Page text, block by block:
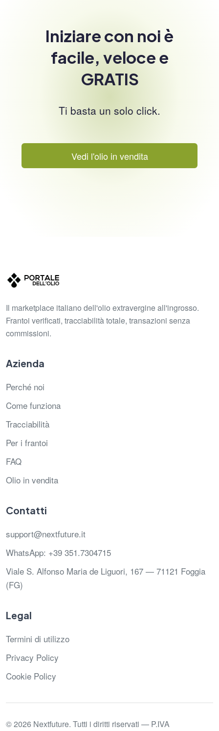
Iniziare con noi è
facile, veloce e
GRATIS
Ti basta un solo click.
Vedi l'olio in vendita
Il marketplace italiano dell'olio extravergine all'ingrosso.
Frantoi verificati, tracciabilità totale, transazioni senza
commissioni.
Azienda
Perché noi
Come funziona
Tracciabilità
Per i frantoi
FAQ
Olio in vendita
Contatti
support@nextfuture.it
WhatsApp: +39 351.7304715
Viale S. Alfonso Maria de Liguori, 167 — 71121 Foggia
(FG)
Legal
Termini di utilizzo
Privacy Policy
Cookie Policy
© 2026 Nextfuture. Tutti i diritti riservati — P.IVA